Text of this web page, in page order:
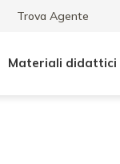
Trova Agente
Materiali didattici